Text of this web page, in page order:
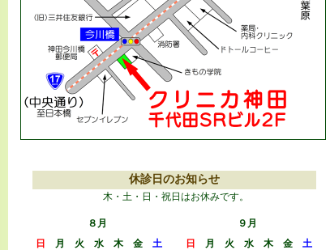
休診日のお知らせ
木・土・日・祝日はお休みです。
８月
日
月 火 水 木 金
土
９月
日
月 火 水 木 金
土